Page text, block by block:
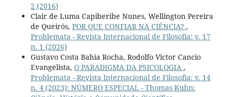
2 (2016)
Clair de Luma Capiberibe Nunes, Wellington Pereira
de Queirós, POR QUE CONFIAR NA CIÊNCIA? ,
Problemata - Revista Internacional de Filosofia: v. 17
n. 1 (2026)
Gustavo Costa Bahia Rocha, Rodolfo Victor Cancio
Evangelista, O PARADIGMA DA PSICOLOGIA ,
Problemata - Revista Internacional de Filosofia: v. 14
n. 4 (2023): NÚMERO ESPECIAL - Thomas Kuhn: